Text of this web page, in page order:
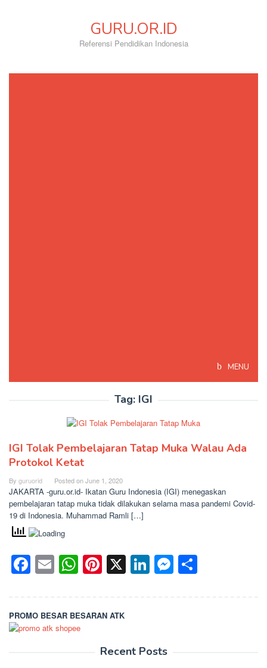
GURU.OR.ID
Referensi Pendidikan Indonesia
MENU
Tag: IGI
IGI Tolak Pembelajaran Tatap Muka Walau Ada
Protokol Ketat
By guruorid Posted onJune 1, 2020
JAKARTA -guru.or.id- Ikatan Guru Indonesia (IGI) menegaskan
pembelajaran tatap muka tidak dilakukan selama masa pandemi Covid-
19 di Indonesia. Muhammad Ramli […]
Facebook
EmailWhatsApp
Pinterest
X LinkedIn
PROMO BESAR BESARAN ATK
Recent Posts